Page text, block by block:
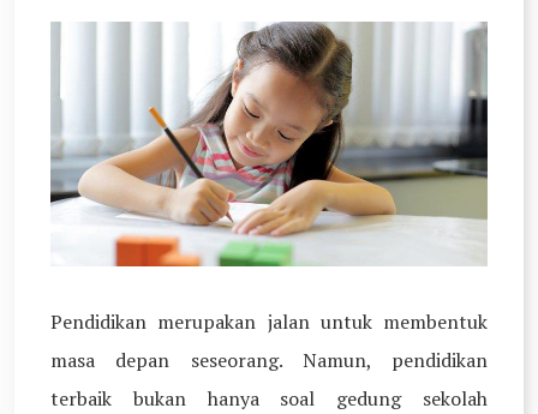
Pendidikan merupakan jalan untuk membentuk
masa depan seseorang. Namun, pendidikan
terbaik bukan hanya soal gedung sekolah